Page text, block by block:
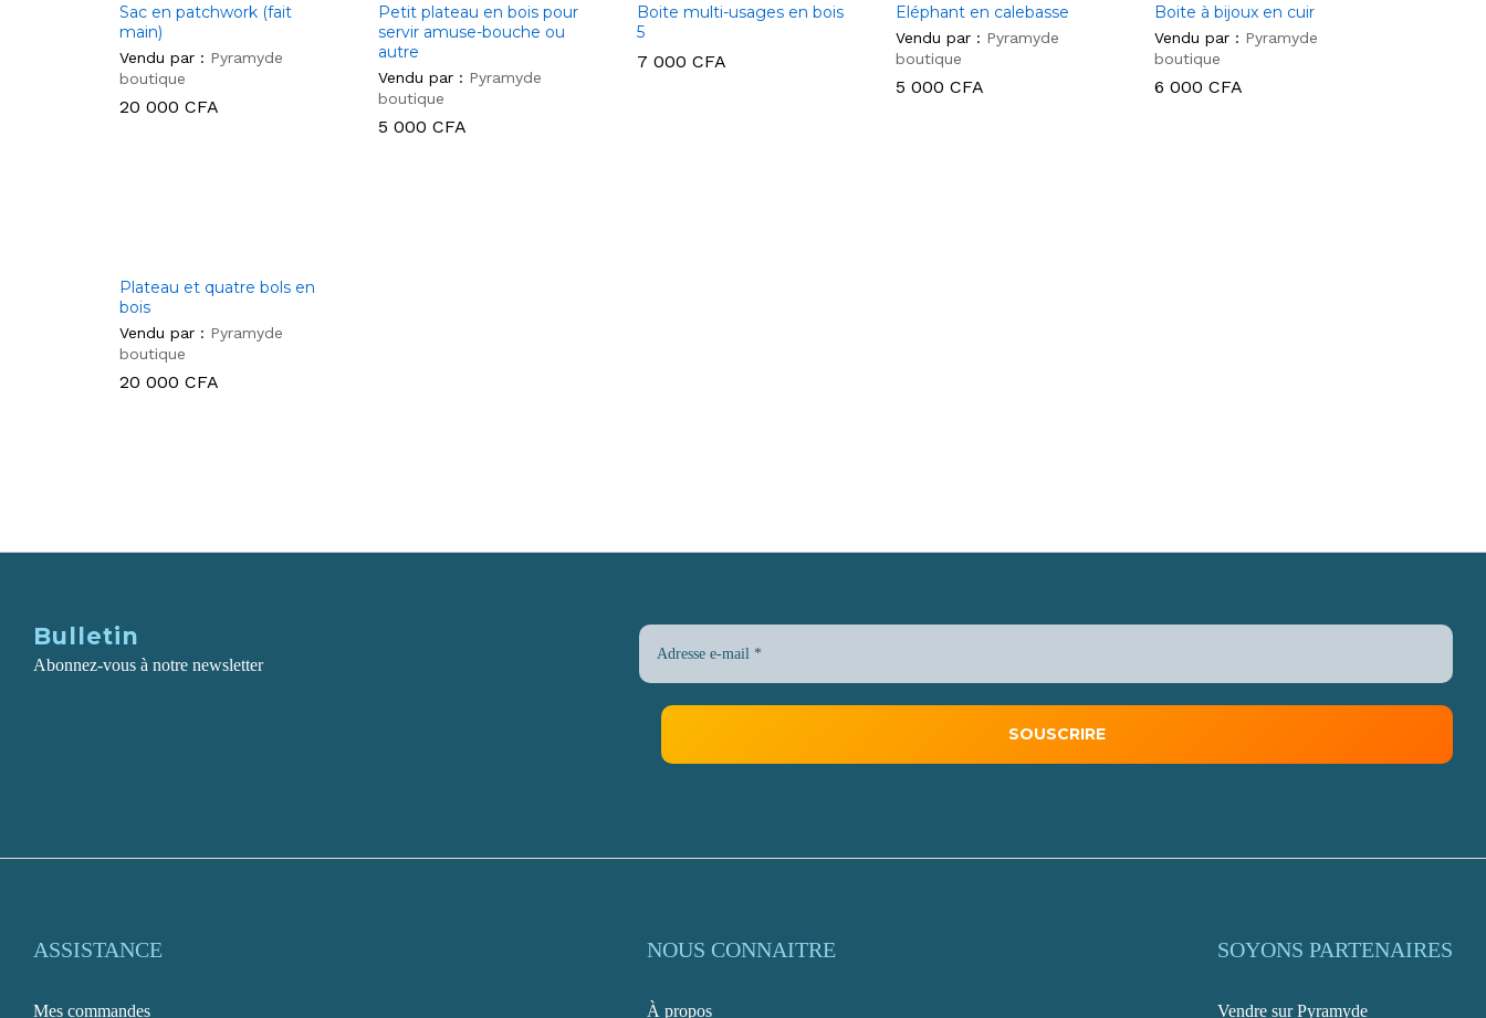
Sac en patchwork (fait
main)
Vendu par : Pyramyde
boutique
20 000 CFA
Petit plateau en bois pour
servir amuse-bouche ou
autre
Vendu par : Pyramyde
boutique
5 000 CFA
Boite multi-usages en bois
5
7 000 CFA
Eléphant en calebasse
Vendu par : Pyramyde
boutique
5 000 CFA
Boite à bijoux en cuir
Vendu par : Pyramyde
boutique
6 000 CFA
Plateau et quatre bols en
bois
Vendu par : Pyramyde
boutique
20 000 CFA
Bulletin
Abonnez-vous à notre newsletter
ASSISTANCE
Mes commandes
NOUS CONNAITRE
À propos
SOYONS PARTENAIRES
Vendre sur Pyramyde